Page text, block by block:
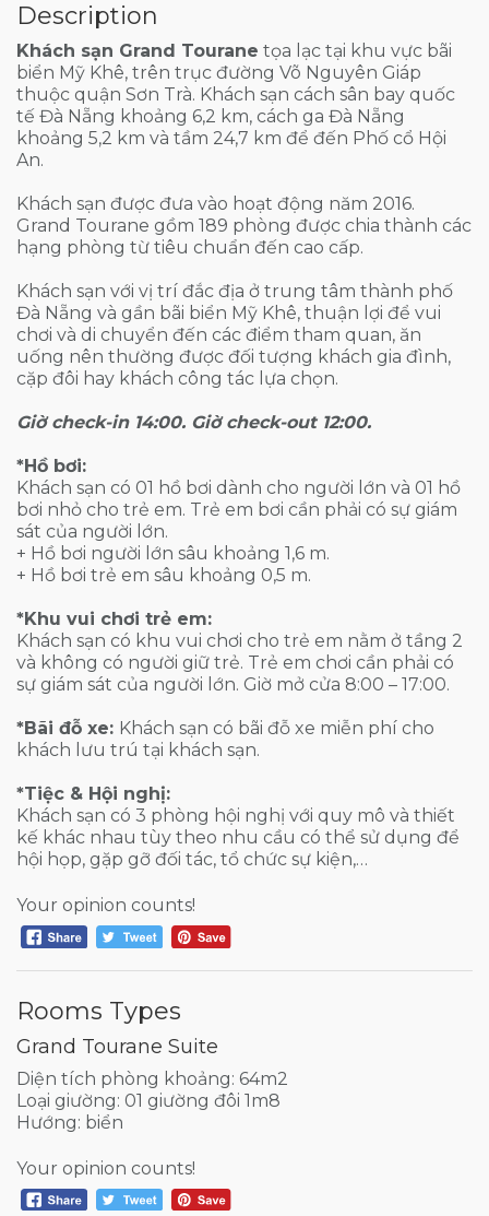
Description
Khách sạn Grand Tourane tọa lạc tại khu vực bãi
biển Mỹ Khê, trên trục đường Võ Nguyên Giáp
thuộc quận Sơn Trà. Khách sạn cách sân bay quốc
tế Đà Nẵng khoảng 6,2 km, cách ga Đà Nẵng
khoảng 5,2 km và tầm 24,7 km để đến Phố cổ Hội
An.
Khách sạn được đưa vào hoạt động năm 2016.
Grand Tourane gồm 189 phòng được chia thành các
hạng phòng từ tiêu chuẩn đến cao cấp.
Khách sạn với vị trí đắc địa ở trung tâm thành phố
Đà Nẵng và gần bãi biển Mỹ Khê, thuận lợi để vui
chơi và di chuyển đến các điểm tham quan, ăn
uống nên thường được đối tượng khách gia đình,
cặp đôi hay khách công tác lựa chọn.
Giờ check-in 14:00. Giờ check-out 12:00.
*Hồ bơi:
Khách sạn có 01 hồ bơi dành cho người lớn và 01 hồ
bơi nhỏ cho trẻ em. Trẻ em bơi cần phải có sự giám
sát của người lớn.
+ Hồ bơi người lớn sâu khoảng 1,6 m.
+ Hồ bơi trẻ em sâu khoảng 0,5 m.
*Khu vui chơi trẻ em:
Khách sạn có khu vui chơi cho trẻ em nằm ở tầng 2
và không có người giữ trẻ. Trẻ em chơi cần phải có
sự giám sát của người lớn. Giờ mở cửa 8:00 – 17:00.
*Bãi đỗ xe: Khách sạn có bãi đỗ xe miễn phí cho
khách lưu trú tại khách sạn.
*Tiệc & Hội nghị:
Khách sạn có 3 phòng hội nghị với quy mô và thiết
kế khác nhau tùy theo nhu cầu có thể sử dụng để
hội họp, gặp gỡ đối tác, tổ chức sự kiện,…
Your opinion counts!
Rooms Types
Grand Tourane Suite
Diện tích phòng khoảng: 64m2
Loại giường: 01 giường đôi 1m8
Hướng: biển
Your opinion counts!